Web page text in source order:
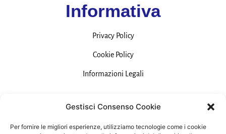
Gestisci Consenso Cookie
Per fornire le migliori esperienze, utilizziamo tecnologie come i cookie
Informativa
Privacy Policy
Cookie Policy
Informazioni Legali
Contatti